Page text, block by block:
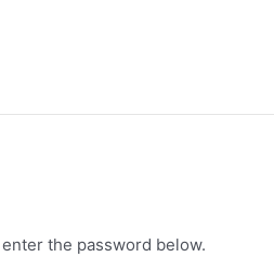
the password below.